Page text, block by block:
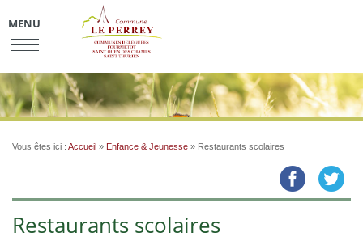
MENU
Vous êtes ici : Accueil » Enfance & Jeunesse » Restaurants scolaires
Restaurants scolaires